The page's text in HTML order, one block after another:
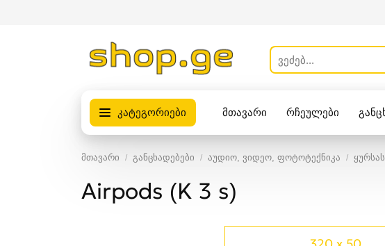
კატეგორიები მთავარი რჩეულები
მთავარი განცხადებები აუდიო, ვიდეო, ფოტოტექნიკა
Airpods (K 3 s)